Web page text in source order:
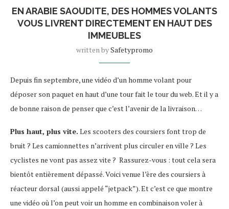
EN ARABIE SAOUDITE, DES HOMMES VOLANTS
VOUS LIVRENT DIRECTEMENT EN HAUT DES
IMMEUBLES
written bySafetypromo
Depuis fin septembre, une vidéo d’un homme volant pour
déposer son paquet en haut d’une tour fait le tour du web. Et il y a
de bonne raison de penser que c’est l’avenir de la livraison…
Plus haut, plus vite. Les scooters des coursiers font trop de
bruit ? Les camionnettes n’arrivent plus circuler en ville ? Les
cyclistes ne vont pas assez vite ? Rassurez-vous : tout cela sera
bientôt entièrement dépassé. Voici venue l’ère des coursiers à
réacteur dorsal (aussi appelé “jetpack”). Et c’est ce que montre
une vidéo où l’on peut voir un homme en combinaison voler à